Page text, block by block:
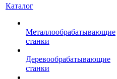
Каталог
Металлообрабатывающие
станки
Деревообрабатывающие
станки